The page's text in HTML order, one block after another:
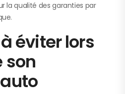
la qualité des garanties par
éviter lors
son